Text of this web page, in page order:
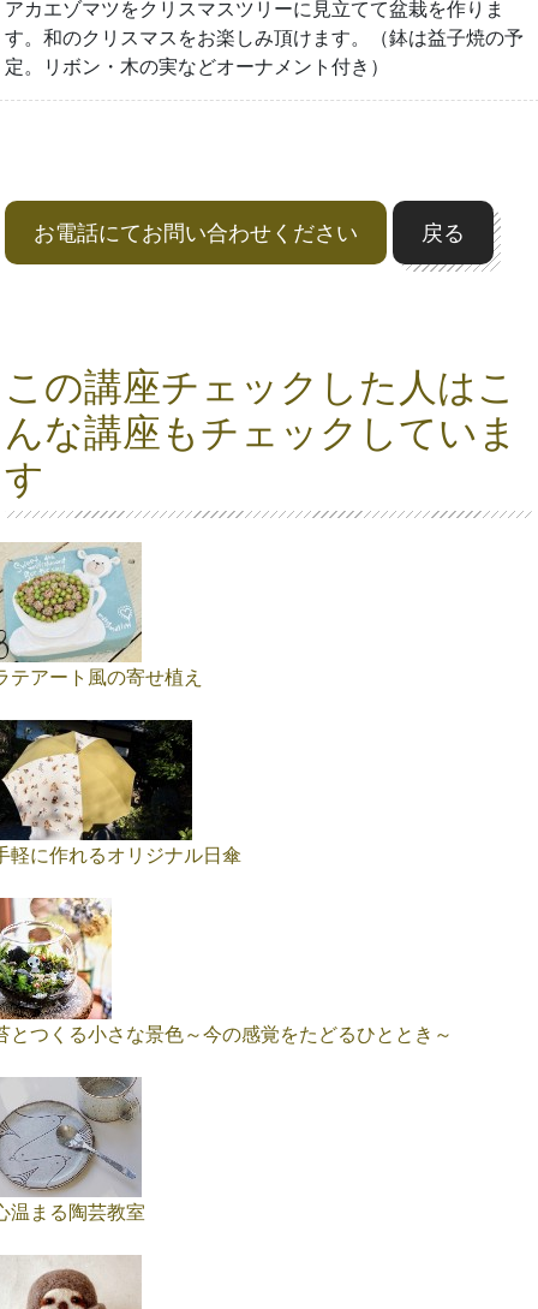
アカエゾマツをクリスマスツリーに見立てて盆栽を作りま
す。和のクリスマスをお楽しみ頂けます。（鉢は益子焼の予
定。リボン・木の実などオーナメント付き）
お電話にてお問い合わせください 戻る
この講座チェックした人はこ
んな講座もチェックしていま
す
テアート風の寄せ植え
軽に作れるオリジナル日傘
とつくる小さな景色～今の感覚をたどるひととき～
温まる陶芸教室